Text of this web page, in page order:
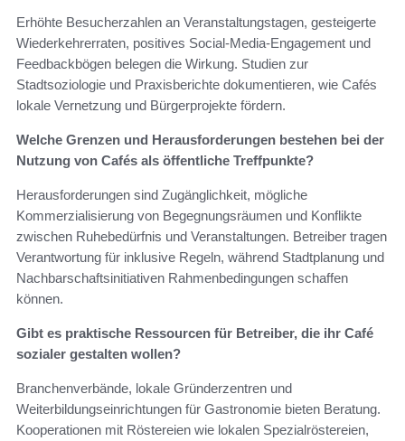
Erhöhte Besucherzahlen an Veranstaltungstagen, gesteigerte
Wiederkehrerraten, positives Social-Media-Engagement und
Feedbackbögen belegen die Wirkung. Studien zur
Stadtsoziologie und Praxisberichte dokumentieren, wie Cafés
lokale Vernetzung und Bürgerprojekte fördern.
Welche Grenzen und Herausforderungen bestehen bei der
Nutzung von Cafés als öffentliche Treffpunkte?
Herausforderungen sind Zugänglichkeit, mögliche
Kommerzialisierung von Begegnungsräumen und Konflikte
zwischen Ruhebedürfnis und Veranstaltungen. Betreiber tragen
Verantwortung für inklusive Regeln, während Stadtplanung und
Nachbarschaftsinitiativen Rahmenbedingungen schaffen
können.
Gibt es praktische Ressourcen für Betreiber, die ihr Café
sozialer gestalten wollen?
Branchenverbände, lokale Gründerzentren und
Weiterbildungseinrichtungen für Gastronomie bieten Beratung.
Kooperationen mit Röstereien wie lokalen Spezialröstereien,